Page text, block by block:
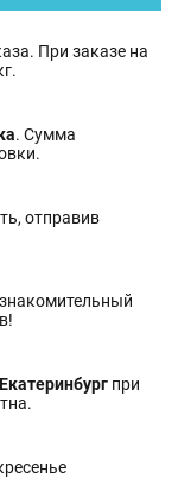
При заказе на
. Сумма
отправив
при